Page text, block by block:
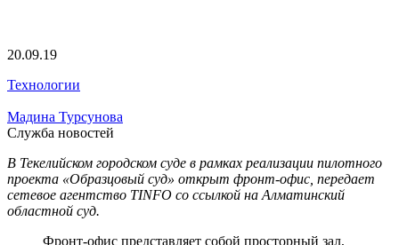
20.09.19
Технологии
Мадина Турсунова
Служба новостей
В Текелийском городском суде в рамках реализации пилотного
проекта «Образцовый суд» открыт фронт-офис, передает
сетевое агентство TINFO со ссылкой на Алматинский
областной суд.
Фронт-офис представляет собой просторный зал,